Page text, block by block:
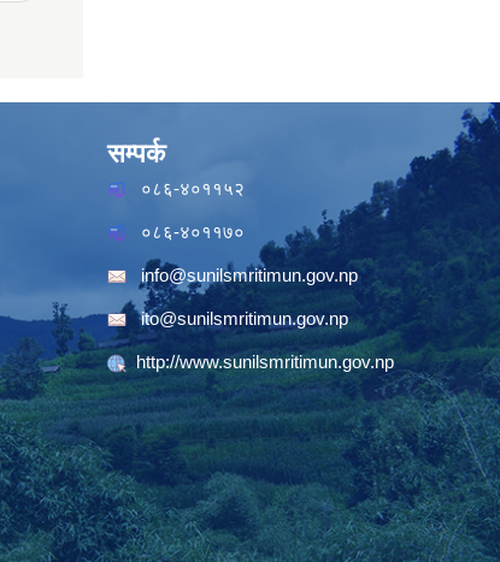
सम्पर्क
०८६-४०११५२
०८६-४०११७०
info@sunilsmritimun.gov.np
ito@sunilsmritimun.gov.np
http://www.sunilsmritimun.gov.np